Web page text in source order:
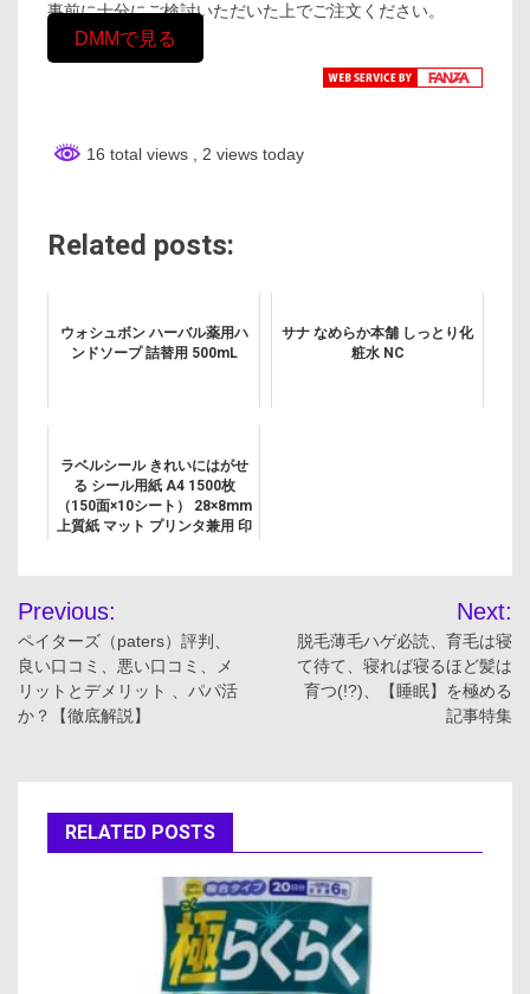
事前に十分にご検討いただいた上でご注文ください。
DMMで見る
16 total views , 2 views today
Related posts:
ウォシュボン ハーバル薬用ハ
ンドソープ 詰替用 500mL
サナ なめらか本舗 しっとり化
粧水 NC
ラベルシール きれいにはがせ
る シール用紙 A4 1500枚
（150面×10シート） 28×8mm
上質紙 マット プリンタ兼用 印
投
稿
ナ
ー
Previous:
ペイターズ（paters）評判、
良い口コミ、悪い口コミ、メ
リットとデメリット 、パパ活
か？【徹底解説】
Next:
脱毛薄毛ハゲ必読、育毛は寝
て待て、寝れば寝るほど髪は
育つ(!?)、【睡眠】を極める
記事特集
RELATED POSTS